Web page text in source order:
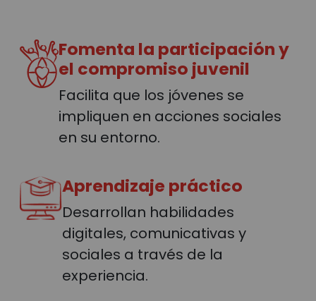
Fomenta la participación y
el compromiso juvenil
Facilita que los jóvenes se
impliquen en acciones sociales
en su entorno.
Aprendizaje práctico
Desarrollan habilidades
digitales, comunicativas y
sociales a través de la
experiencia.